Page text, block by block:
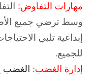
مهارات التفاوض:
وسط ترضي جميع
إبداعية تلبي
للجميع.
إدارة الغضب: الغضب